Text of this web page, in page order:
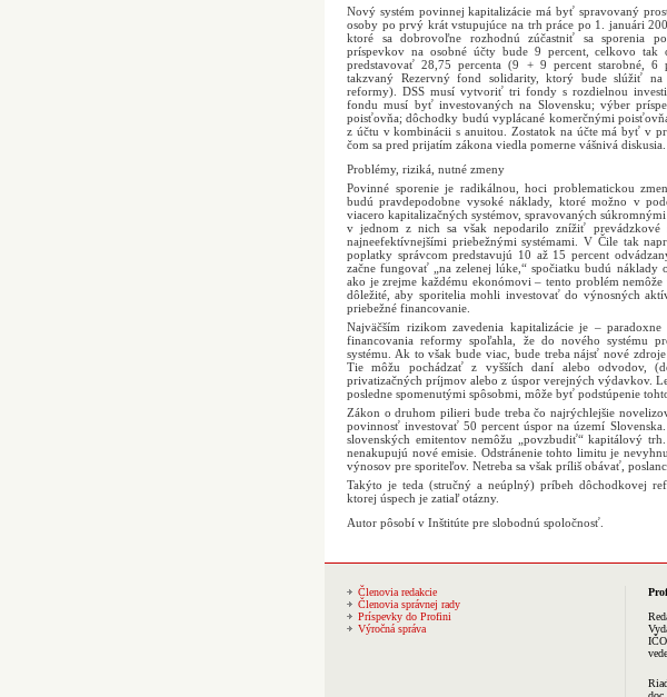
Nový systém povinnej kapitalizácie má byť spravovaný
osoby po prvý krát vstupujúce na trh práce po 1. januári
ktoré sa dobrovoľne rozhodnú zúčastniť sa sporenia
príspevkov na osobné účty bude 9 percent, celkovo tak
predstavovať 28,75 percenta (9 + 9 percent starobné, 6
takzvaný Rezervný fond solidarity, ktorý bude slúžiť
reformy). DSS musí vytvoriť tri fondy s rozdielnou
fondu musí byť investovaných na Slovensku; výber
poisťovňa; dôchodky budú vyplácané komerčnými
z účtu v kombinácii s anuitou. Zostatok na účte má byť v
čom sa pred prijatím zákona viedla pomerne vášnivá
Problémy, riziká, nutné zmeny
Povinné sporenie je radikálnou, hoci problematickou
budú pravdepodobne vysoké náklady, ktoré možno v
viacero kapitalizačných systémov, spravovaných
v jednom z nich sa však nepodarilo znížiť
najneefektívnejšími priebežnými systémami. V Čile tak
poplatky správcom predstavujú 10 až 15 percent
začne fungovať „na zelenej lúke,“ spočiatku budú
ako je zrejme každému ekonómovi – tento problém
dôležité, aby sporitelia mohli investovať do výnosných
priebežné financovanie.
Najväčším rizikom zavedenia kapitalizácie je –
financovania reformy spoľahla, že do nového systému
systému. Ak to však bude viac, bude treba nájsť nové
Tie môžu pochádzať z vyšších daní alebo odvodov,
privatizačných príjmov alebo z úspor verejných výdavkov.
posledne spomenutými spôsobmi, môže byť podstúpenie
Zákon o druhom pilieri bude treba čo najrýchlejšie
povinnosť investovať 50 percent úspor na území
slovenských emitentov nemôžu „povzbudiť“ kapitálový
nenakupujú nové emisie. Odstránenie tohto limitu je
výnosov pre sporiteľov. Netreba sa však príliš obávať,
Takýto je teda (stručný a neúplný) príbeh dôchodkovej
ktorej úspech je zatiaľ otázny.
Autor pôsobí v Inštitúte pre slobodnú spoločnosť.
Členovia redakcie
Členovia správnej rady
Príspevky do Profini
Výročná správa